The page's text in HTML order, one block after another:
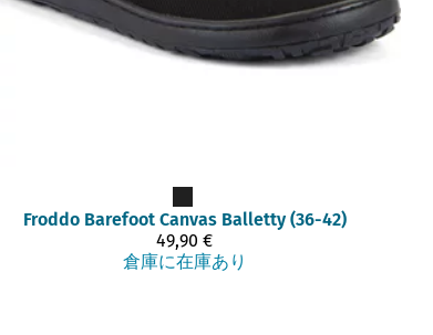
Froddo Barefoot Canvas Balletty (36-42)
49,90 €
倉庫に在庫あり